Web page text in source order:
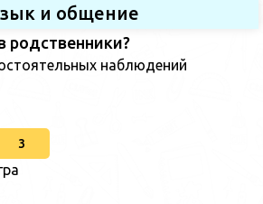
и общение
родственники?
наблюдений
3